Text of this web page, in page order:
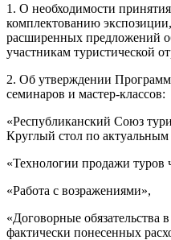
1. О необходимости
комплектованию
расширенных предложений
участникам туристической
2. Об утверждении
семинаров и мастер-классов:
«Республиканский Союз
Круглый стол по актуальным
«Технологии продажи туров
«Работа с возражениями»,
«Договорные обязательства
фактически понесенных